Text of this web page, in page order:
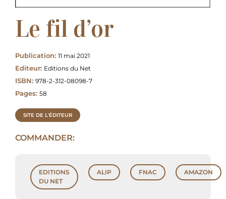
Le fil d’or
Publication: 11 mai 2021
Editeur: Editions du Net
ISBN: 978-2-312-08098-7
Pages: 58
SITE DE L'ÉDITEUR
COMMANDER:
EDITIONS
DU NET
ALIP FNAC AMAZON